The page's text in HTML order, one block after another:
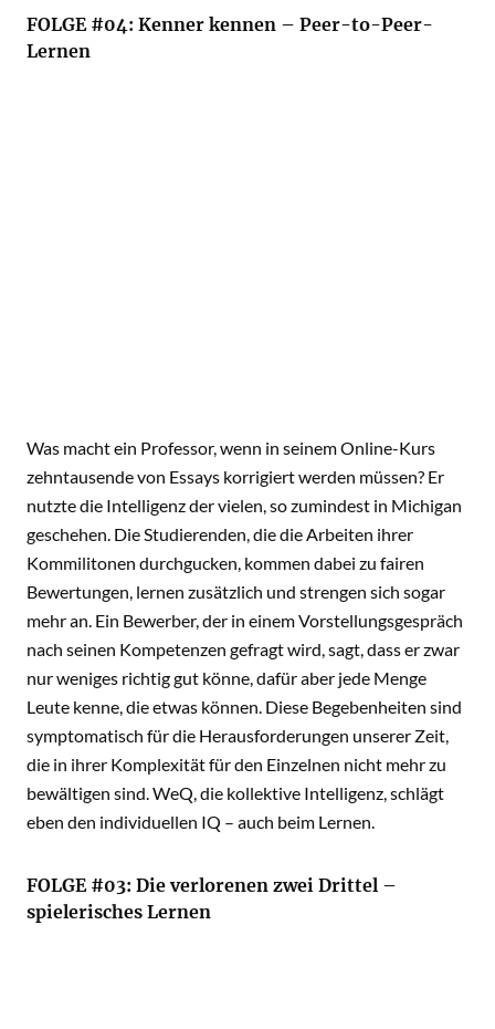
FOLGE #04: Kenner kennen – Peer-to-Peer-
Lernen
Was macht ein Professor, wenn in seinem Online-Kurs
zehntausende von Essays korrigiert werden müssen? Er
nutzte die Intelligenz der vielen, so zumindest in Michigan
geschehen. Die Studierenden, die die Arbeiten ihrer
Kommilitonen durchgucken, kommen dabei zu fairen
Bewertungen, lernen zusätzlich und strengen sich sogar
mehr an. Ein Bewerber, der in einem Vorstellungsgespräch
nach seinen Kompetenzen gefragt wird, sagt, dass er zwar
nur weniges richtig gut könne, dafür aber jede Menge
Leute kenne, die etwas können. Diese Begebenheiten sind
symptomatisch für die Herausforderungen unserer Zeit,
die in ihrer Komplexität für den Einzelnen nicht mehr zu
bewältigen sind. WeQ, die kollektive Intelligenz, schlägt
eben den individuellen IQ – auch beim Lernen.
FOLGE #03: Die verlorenen zwei Drittel –
spielerisches Lernen